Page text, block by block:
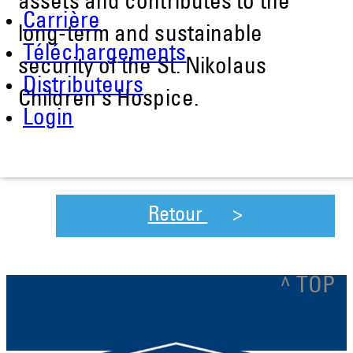
Carrière
Téléchargements
Distributeurs
Login
long-term and sustainable
security of the St. Nikolaus
Children's Hospice.
Retour
^ TOP